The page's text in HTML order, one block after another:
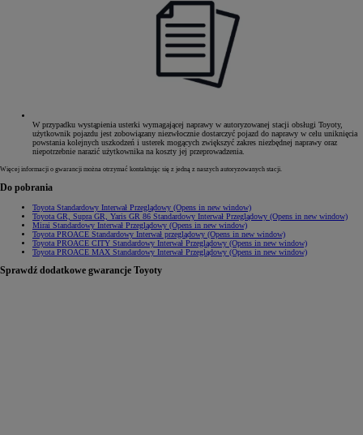
W przypadku wystąpienia usterki wymagającej naprawy w autoryzowanej stacji obsługi Toyoty,
użytkownik pojazdu jest zobowiązany niezwłocznie dostarczyć pojazd do naprawy w celu uniknięcia
powstania kolejnych uszkodzeń i usterek mogących zwiększyć zakres niezbędnej naprawy oraz
niepotrzebnie narazić użytkownika na koszty jej przeprowadzenia.
Więcej informacji o gwarancji można otrzymać kontaktując się z jedną z naszych autoryzowanych stacji.
Do pobrania
Toyota Standardowy Interwał Przeglądowy (Opens in new window)
Toyota GR, Supra GR, Yaris GR 86 Standardowy Interwał Przeglądowy (Opens in new window)
Mirai Standardowy Interwał Przeglądowy (Opens in new window)
Toyota PROACE Standardowy Interwał przeglądowy (Opens in new window)
Toyota PROACE CITY Standardowy Interwał Przeglądowy (Opens in new window)
Toyota PROACE MAX Standardowy Interwał Przeglądowy (Opens in new window)
Sprawdź dodatkowe gwarancje Toyoty